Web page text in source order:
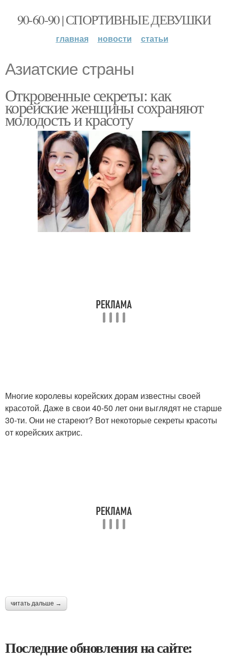
90-60-90 | СПОРТИВНЫЕ ДЕВУШКИ
главная новости статьи
Азиатские страны
Откровенные секреты: как
корейские женщины сохраняют
молодость и красоту
Многие королевы корейских дорам известны своей
красотой. Даже в свои 40-50 лет они выглядят не старше
30-ти. Они не стареют? Вот некоторые секреты красоты
от корейских актрис.
читать дальше →
Последние обновления на сайте: